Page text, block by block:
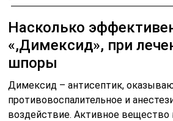
Насколько
«,Димексид», при
шпоры
Димексид – антисептик,
противовоспалительное и
воздействие. Активное